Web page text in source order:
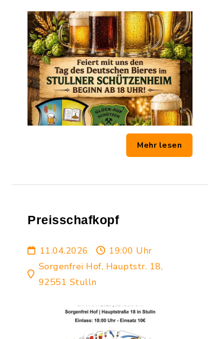
Mehr lesen
Preisschafkopf
11.04.2026
19:00 Uhr
Sorgenfrei Hof, Hauptstr. 18,
92551 Stulln